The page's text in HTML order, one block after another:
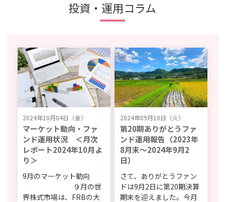
投資・運用コラム
2024年10月04日（金）
マーケット動向・ファ
ンド運用状況 ＜月次
レポート2024年10月よ
り＞
9月のマーケット動向
９月の世
界株式市場は、FRBの大
2024年09月10日（火）
第20期ありがとうファ
ンド運用報告（2023年
8月末～2024年9月2
日）
さて、ありがとうファン
ドは9月2日に第20期決算
期末を迎えました。今月